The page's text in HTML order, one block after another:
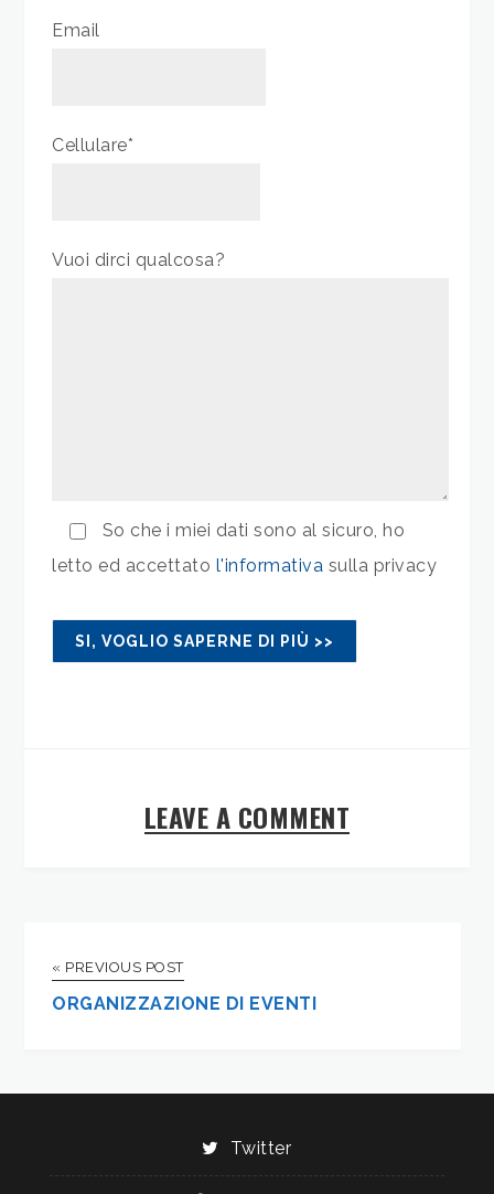
Email
Cellulare*
Vuoi dirci qualcosa?
So che i miei dati sono al sicuro, ho
letto ed accettato l'informativa sulla privacy
LEAVE A COMMENT
« PREVIOUS POST
ORGANIZZAZIONE DI EVENTI
Twitter